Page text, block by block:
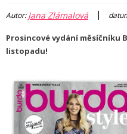
Autor:Jana Zlámalová |
Prosincové vydání měsíčníku
listopadu!